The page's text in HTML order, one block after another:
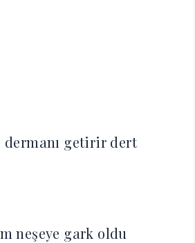
dermanı getirir dert
neşeye gark oldu